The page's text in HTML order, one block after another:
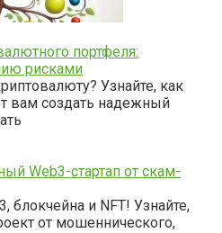
портфеля:
рисками
Узнайте, как
вам создать надежный
Web3-стартап от скам-
блокчейна и NFT! Узнайте,
от мошеннического,